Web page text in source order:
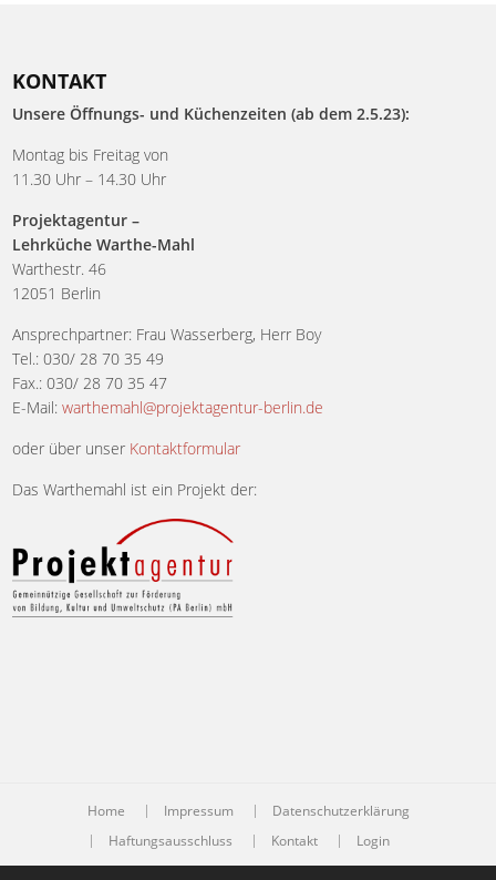
KONTAKT
Unsere Öffnungs- und Küchenzeiten (ab dem 2.5.23):
Montag bis Freitag von
11.30 Uhr – 14.30 Uhr
Projektagentur –
Lehrküche Warthe-Mahl
Warthestr. 46
12051 Berlin
Ansprechpartner: Frau Wasserberg, Herr Boy
Tel.: 030/ 28 70 35 49
Fax.: 030/ 28 70 35 47
E-Mail:warthemahl@projektagentur-berlin.de
oder über unser Kontaktformular
Das Warthemahl ist ein Projekt der:
Home Impressum
Datenschutzerklärung
Haftungsausschluss
Kontakt Login